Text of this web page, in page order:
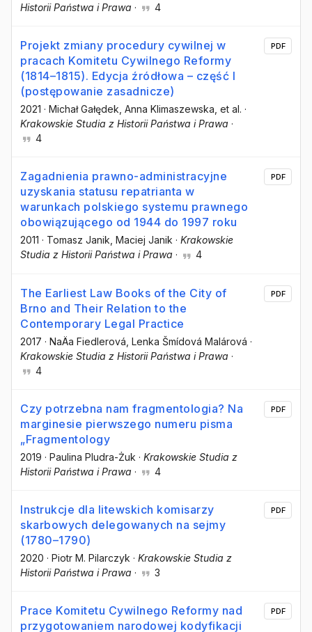
Historii Państwa i Prawa · 4
Projekt zmiany procedury cywilnej w
pracach Komitetu Cywilnego Reformy
(1814–1815). Edycja źródłowa – część I
(postępowanie zasadnicze)
2021 · Michał Gałędek , Anna Klimaszewska , et al. ·
Krakowskie Studia z Historii Państwa i Prawa ·
4
PDF
Zagadnienia prawno-administracyjne
uzyskania statusu repatrianta w
warunkach polskiego systemu prawnego
obowiązującego od 1944 do 1997 roku
2011 · Tomasz Janik, Maciej Janik · Krakowskie
Studia z Historii Państwa i Prawa · 4
PDF
The Earliest Law Books of the City of
Brno and Their Relation to the
Contemporary Legal Practice
2017 · NaÄa Fiedlerová , Lenka Šmídová Malárová ·
Krakowskie Studia z Historii Państwa i Prawa ·
4
PDF
Czy potrzebna nam fragmentologia? Na
marginesie pierwszego numeru pisma
„Fragmentology
2019 · Paulina Pludra-Żuk · Krakowskie Studia z
Historii Państwa i Prawa · 4
PDF
Instrukcje dla litewskich komisarzy
skarbowych delegowanych na sejmy
(1780–1790)
2020 · Piotr M. Pilarczyk · Krakowskie Studia z
Historii Państwa i Prawa · 3
PDF
Prace Komitetu Cywilnego Reformy nad
przygotowaniem narodowej kodyfikacji
PDF